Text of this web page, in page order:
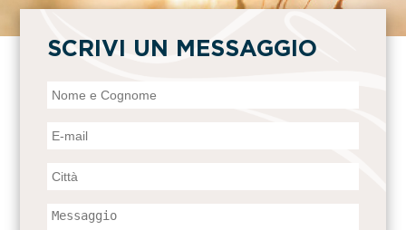
SCRIVI UN MESSAGGIO